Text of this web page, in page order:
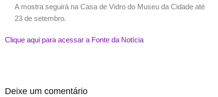
A mostra seguirá na Casa de Vidro do Museu da Cidade até
23 de setembro.
Clique aqui para acessar a Fonte da Notícia
Deixe um comentário